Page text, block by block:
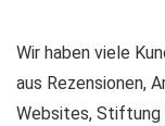
Wir haben viele
aus Rezensionen,
Websites, Stiftung